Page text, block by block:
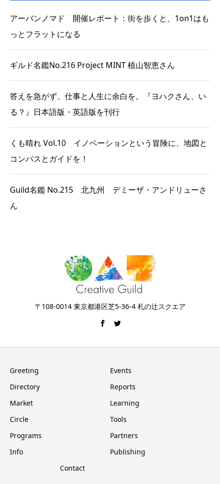
アーバンノマド 開催レポート：街を歩くと、1on1はも
っとフラットになる
ギルド名鑑No.216 Project MINT 植山智恵さん
答えを急がず、仕事と人生に余白を。『ヨハクさん、い
る？』日本語版・英語版を刊行
くも晴れ Vol.10 イノベーションという冒険に、地図と
コンパスとガイドを！
Guild名鑑 No.215 北九州 デミーザ・アンドリューさ
ん
〒108-0014 東京都港区芝5-36-4 札の辻スクエア
Greeting
Events
Directory
Reports
Market
Learning
Circle
Tools
Programs
Partners
Info
Publishing
Contact